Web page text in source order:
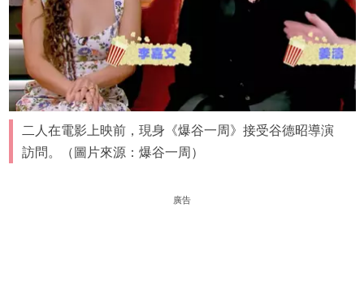
二人在電影上映前，現身《爆谷一周》接受谷德昭導演
訪問。（圖片來源：爆谷一周）
廣告